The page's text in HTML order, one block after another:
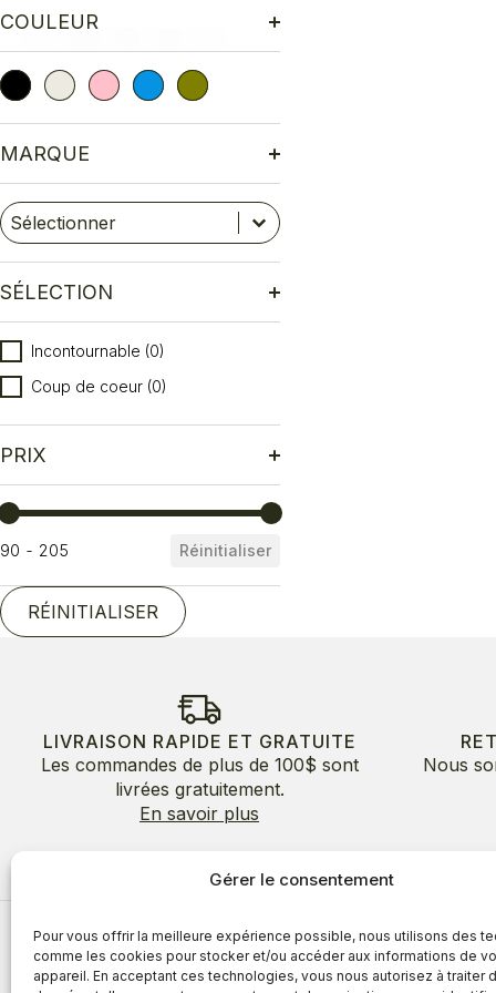
Gérer le consentement
Pour vous offrir la meilleure expérience possible, nous utilisons des
comme les cookies pour stocker et/ou accéder aux informations de
appareil. En acceptant ces technologies, vous nous autorisez à traiter
COULEUR
Couleurs
MARQUE
Marque
Sélectionnez le contenu
Sélectionnez le contenu
SÉLECTION
Sélection
Incontournable (0)
Coup de coeur (0)
PRIX
Prix
90 - 205 Réinitialiser
RÉINITIALISER
LIVRAISON RAPIDE ET GRATUITE
Les commandes de plus de 100$ sont
livrées gratuitement.
En savoir plus
Nous
À propos
À propos